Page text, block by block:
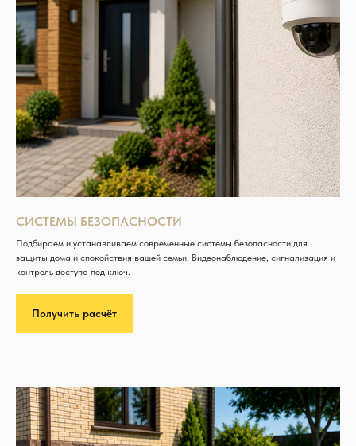
СИСТЕМЫ БЕЗОПАСНОСТИ
Подбираем и устанавливаем современные системы безопасности для
защиты дома и спокойствия вашей семьи. Видеонаблюдение, сигнализация и
контроль доступа под ключ.
Получить расчёт